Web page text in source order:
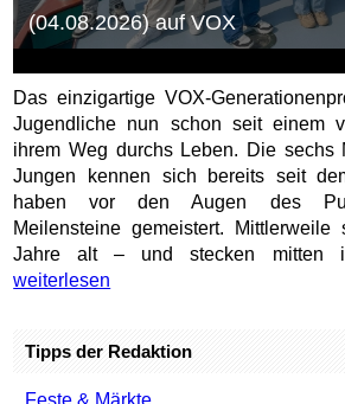
(04.08.2026) auf VOX
Das einzigartige VOX-
Jugendliche nun schon seit einem
ihrem Weg durchs Leben. Die sechs
Jungen kennen sich bereits seit
haben vor den Augen des
Meilensteine gemeistert.
Jahre alt – und stecken mitten
weiterlesen
Tipps der Redaktion
Feste & Märkte